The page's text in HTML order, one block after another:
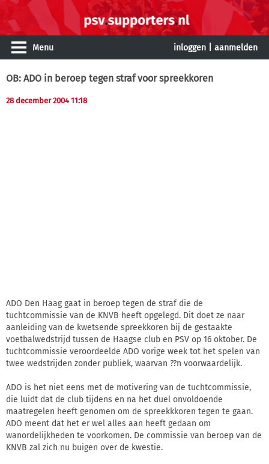
Menu inloggen aanmelden
OB: ADO in beroep tegen straf voor spreekkoren
28 december 2004 11:18
ADO Den Haag gaat in beroep tegen de straf die de
tuchtcommissie van de KNVB heeft opgelegd. Dit doet ze naar
aanleiding van de kwetsende spreekkoren bij de gestaakte
voetbalwedstrijd tussen de Haagse club en PSV op 16 oktober. De
tuchtcommissie veroordeelde ADO vorige week tot het spelen van
twee wedstrijden zonder publiek, waarvan ??n voorwaardelijk.
ADO is het niet eens met de motivering van de tuchtcommissie,
die luidt dat de club tijdens en na het duel onvoldoende
maatregelen heeft genomen om de spreekkkoren tegen te gaan.
ADO meent dat het er wel alles aan heeft gedaan om
wanordelijkheden te voorkomen. De commissie van beroep van de
KNVB zal zich nu buigen over de kwestie.